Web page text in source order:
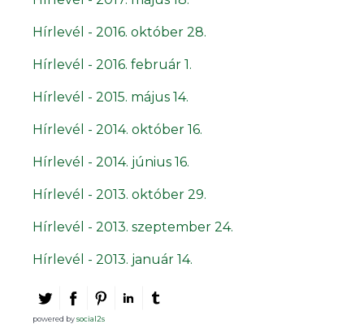
Hírlevél - 2016. október 28.
Hírlevél - 2016. február 1.
Hírlevél - 2015. május 14.
Hírlevél - 2014. október 16.
Hírlevél - 2014. június 16.
Hírlevél - 2013. október 29.
Hírlevél - 2013. szeptember 24.
Hírlevél - 2013. január 14.
powered bysocial2s